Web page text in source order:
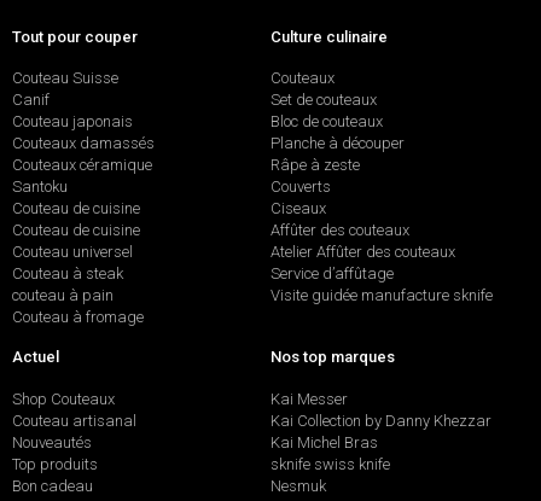
Tout pour couper
Couteau Suisse
Canif
Couteau japonais
Couteaux damassés
Couteaux céramique
Santoku
Couteau de cuisine
Couteau de cuisine
Couteau universel
Couteau à steak
couteau à pain
Couteau à fromage
Culture culinaire
Couteaux
Set de couteaux
Bloc de couteaux
Planche à découper
Râpe à zeste
Couverts
Ciseaux
Affûter des couteaux
Atelier Affûter des couteaux
Service d’affûtage
Visite guidée manufacture sknife
Actuel
Shop Couteaux
Couteau artisanal
Nouveautés
Top produits
Bon cadeau
Nos top marques
Kai Messer
Kai Collection by Danny Khezzar
Kai Michel Bras
sknife swiss knife
Nesmuk